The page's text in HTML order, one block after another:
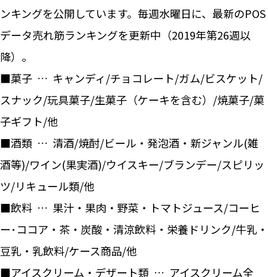
ンキングを公開しています。毎週水曜日に、最新のPOS
データ売れ筋ランキングを更新中（2019年第26週以
降）。
■菓子 … キャンディ/チョコレート/ガム/ビスケット/
スナック/玩具菓子/生菓子（ケーキを含む）/焼菓子/菓
子ギフト/他
■酒類 … 清酒/焼酎/ビール・発泡酒・新ジャンル(雑
酒等)/ワイン(果実酒)/ウイスキー/ブランデー/スピリッ
ツ/リキュール類/他
■飲料 … 果汁・果肉・野菜・トマトジュース/コーヒ
ー･ココア・茶・炭酸・清涼飲料・栄養ドリンク/牛乳・
豆乳・乳飲料/ケース商品/他
■アイスクリーム・デザート類 … アイスクリーム全